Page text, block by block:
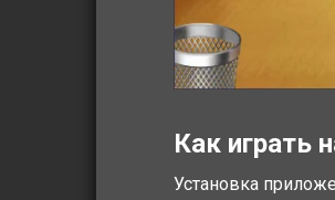
Как играть
Установка